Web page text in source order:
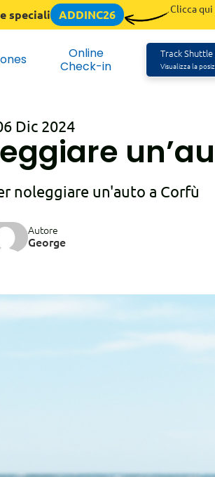
speciali ADDINC26 Clicca
Online
Check-in
Track Shuttle
Visualizza la
Dic 2024
noleggiare un'auto a Corfù
Autore
George